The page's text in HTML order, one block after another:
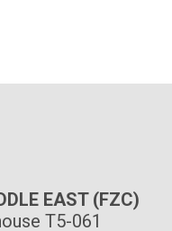
EAST (FZC)
T5-061